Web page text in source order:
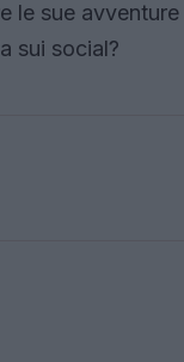
le sue
sui social?